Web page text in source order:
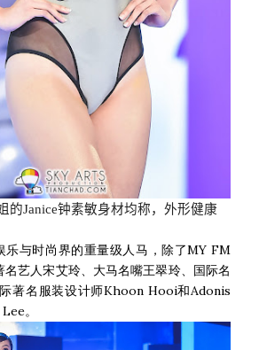
的Janice钟素敏身材均称，外形健康
乐与时尚界的重量级人马，除了MY FM
艺人宋艾玲、大马名嘴王翠玲、国际名
著名服装设计师Khoon Hooi和Adonis
。